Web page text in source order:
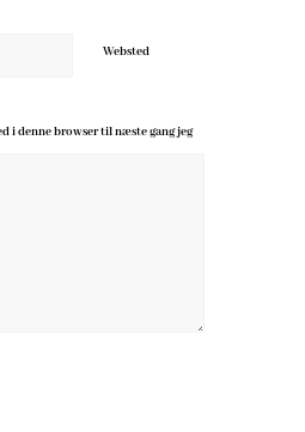
Websted
i denne browser til næste gang jeg